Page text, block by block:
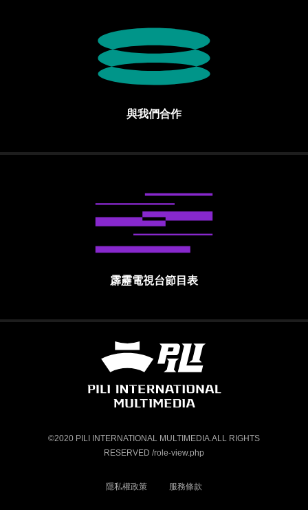
與我們合作
霹靂電視台節目表
霹靂國際多媒體股份有限公司 PILI
©2020 PILI INTERNATIONAL MULTIMEDIA.ALL RIGHTS
RESERVED /role-view.php
隱私權政策 服務條款